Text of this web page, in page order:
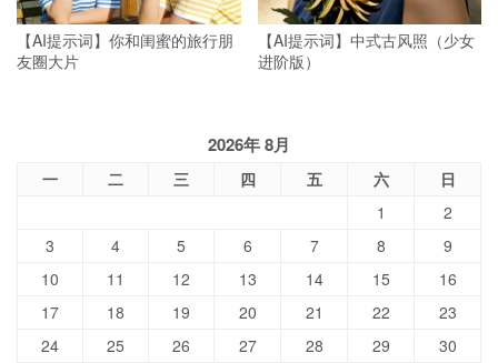
【AI提示词】你和闺蜜的旅行朋
友圈大片
【AI提示词】中式古风照（少女
进阶版）
2026年 8月
一 二 三 四 五 六
日
1
2
3
4 5 6 7 8
9
10
11 12 13 14 15
16
17
18 19 20 21 22
23
24
25 26 27 28 29
30